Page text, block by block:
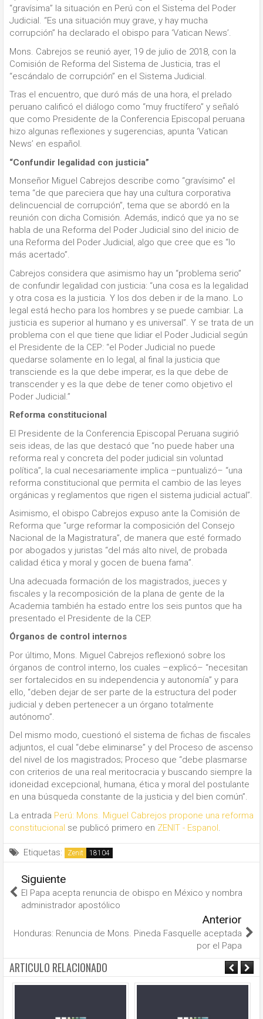
“gravísima” la situación en Perú con el Sistema del Poder
Judicial. “Es una situación muy grave, y hay mucha
corrupción” ha declarado el obispo para ‘Vatican News’.
Mons. Cabrejos se reunió ayer, 19 de julio de 2018, con la
Comisión de Reforma del Sistema de Justicia, tras el
“escándalo de corrupción” en el Sistema Judicial.
Tras el encuentro, que duró más de una hora, el prelado
peruano calificó el diálogo como “muy fructífero” y señaló
que como Presidente de la Conferencia Episcopal peruana
hizo algunas reflexiones y sugerencias, apunta ‘Vatican
News’ en español.
“Confundir legalidad con justicia”
Monseñor Miguel Cabrejos describe como “gravísimo” el
tema “de que pareciera que hay una cultura corporativa
delincuencial de corrupción”, tema que se abordó en la
reunión con dicha Comisión. Además, indicó que ya no se
habla de una Reforma del Poder Judicial sino del inicio de
una Reforma del Poder Judicial, algo que cree que es “lo
más acertado”.
Cabrejos considera que asimismo hay un “problema serio”
de confundir legalidad con justicia: “una cosa es la legalidad
y otra cosa es la justicia. Y los dos deben ir de la mano. Lo
legal está hecho para los hombres y se puede cambiar. La
justicia es superior al humano y es universal”. Y se trata de un
problema con el que tiene que lidiar el Poder Judicial según
el Presidente de la CEP: “el Poder Judicial no puede
quedarse solamente en lo legal, al final la justicia que
transciende es la que debe imperar, es la que debe de
transcender y es la que debe de tener como objetivo el
Poder Judicial.”
Reforma constitucional
El Presidente de la Conferencia Episcopal Peruana sugirió
seis ideas, de las que destacó que “no puede haber una
reforma real y concreta del poder judicial sin voluntad
política”, la cual necesariamente implica –puntualizó– “una
reforma constitucional que permita el cambio de las leyes
orgánicas y reglamentos que rigen el sistema judicial actual”.
Asimismo, el obispo Cabrejos expuso ante la Comisión de
Reforma que “urge reformar la composición del Consejo
Nacional de la Magistratura”, de manera que esté formado
por abogados y juristas “del más alto nivel, de probada
calidad ética y moral y gocen de buena fama”.
Una adecuada formación de los magistrados, jueces y
fiscales y la recomposición de la plana de gente de la
Academia también ha estado entre los seis puntos que ha
presentado el Presidente de la CEP.
Órganos de control internos
Por último, Mons. Miguel Cabrejos reflexionó sobre los
órganos de control interno, los cuales –explicó– “necesitan
ser fortalecidos en su independencia y autonomía” y para
ello, “deben dejar de ser parte de la estructura del poder
judicial y deben pertenecer a un órgano totalmente
autónomo”.
Del mismo modo, cuestionó el sistema de fichas de fiscales
adjuntos, el cual “debe eliminarse” y del Proceso de ascenso
del nivel de los magistrados; Proceso que “debe plasmarse
con criterios de una real meritocracia y buscando siempre la
idoneidad excepcional, humana, ética y moral del postulante
en una búsqueda constante de la justicia y del bien común”.
La entrada Perú: Mons. Miguel Cabrejos propone una reforma
constitucional se publicó primero en ZENIT - Espanol
Etiquetas: Zenit
Siguiente
El Papa acepta renuncia de obispo en México y nombra
administrador apostólico
Anterior
Honduras: Renuncia de Mons. Pineda Fasquelle aceptada
por el Papa
ARTICULO RELACIONADO